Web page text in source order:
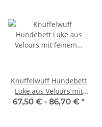
Knuffelwuff Hundebett
Luke aus Velours mit
feinem
67,50 € - 86,70 € *